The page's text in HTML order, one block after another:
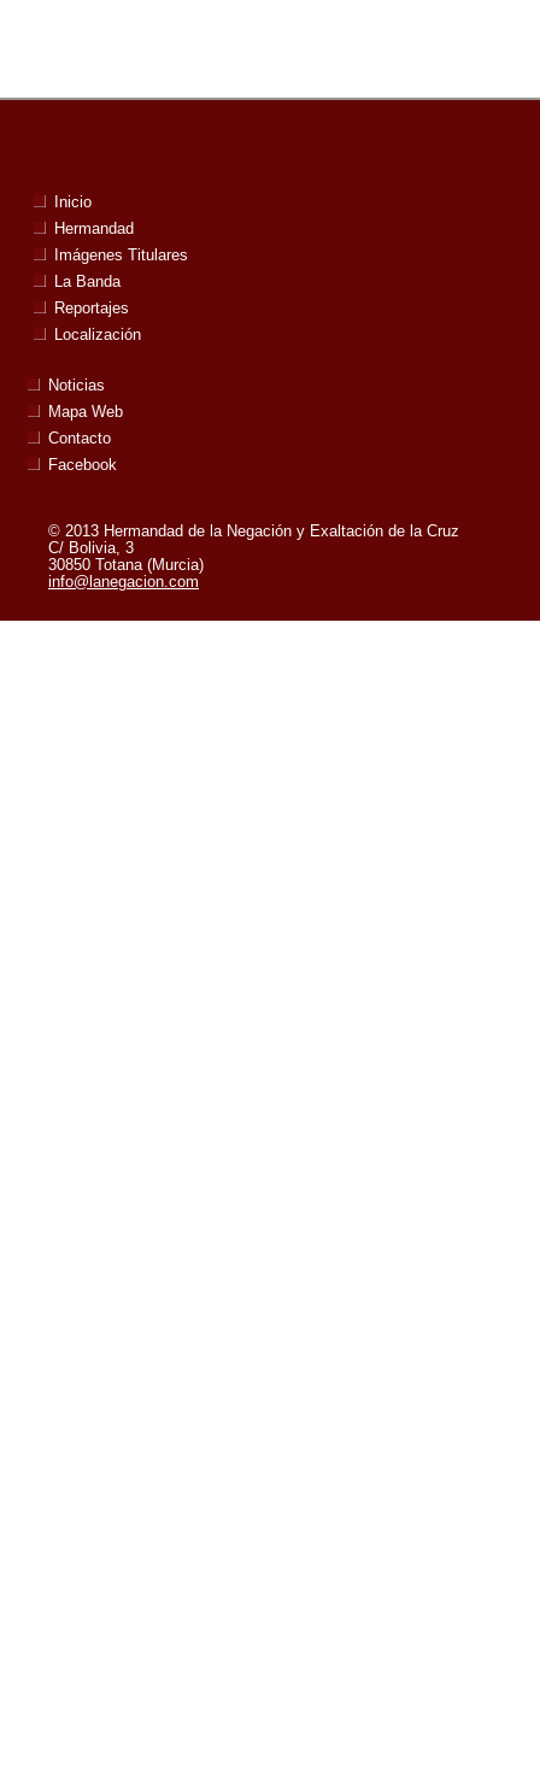
Inicio
Hermandad
Imágenes Titulares
La Banda
Reportajes
Localización
Noticias
Mapa Web
Contacto
Facebook
© 2013 Hermandad de la Negación y Exaltación de la Cruz
C/ Bolivia, 3
30850 Totana (Murcia)
info@lanegacion.com